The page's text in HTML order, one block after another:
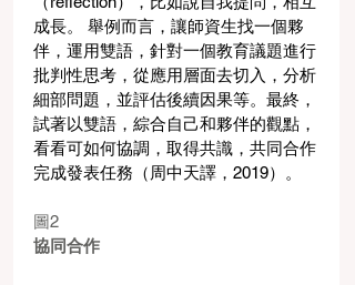
成長。 舉例而言，讓師資生找一個夥
伴，運用雙語，針對一個教育議題進行
批判性思考，從應用層面去切入，分析
細部問題，並評估後續因果等。最終，
試著以雙語，綜合自己和夥伴的觀點，
看看可如何協調，取得共識，共同合作
完成發表任務（周中天譯，2019）。
圖2
協同合作